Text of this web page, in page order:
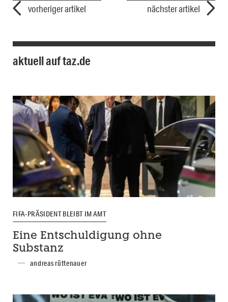
vorheriger artikel nächster artikel
aktuell auf taz.de
FIFA-PRÄSIDENT BLEIBT IM AMT
Eine Entschuldigung ohne
Substanz
andreas rüttenauer